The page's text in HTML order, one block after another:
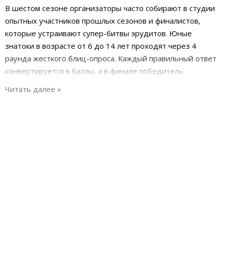
В шестом сезоне организаторы часто собирают в студии
опытных участников прошлых сезонов и финалистов,
которые устраивают супер-битвы эрудитов. Юные
знатоки в возрасте от 6 до 14 лет проходят через 4
раунда жесткого блиц-опроса. Каждый правильный ответ
конвертируется в баллы, а в финале победитель